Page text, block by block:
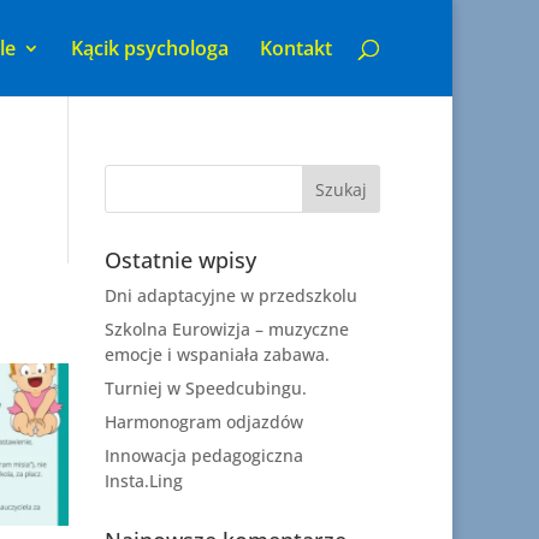
Kącik psychologa Kontakt
Ostatnie wpisy
Dni adaptacyjne w przedszkolu
Szkolna Eurowizja – muzyczne
emocje i wspaniała zabawa.
Turniej w Speedcubingu.
Harmonogram odjazdów
Innowacja pedagogiczna
Insta.Ling